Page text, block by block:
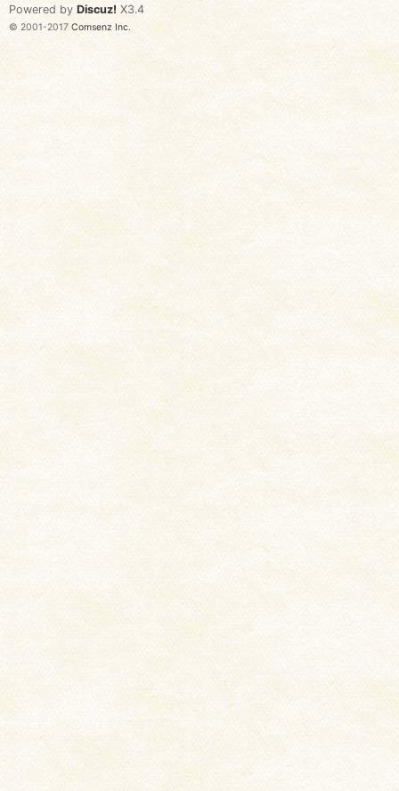
Powered by Discuz! X3.4
© 2001-2017 Comsenz Inc.